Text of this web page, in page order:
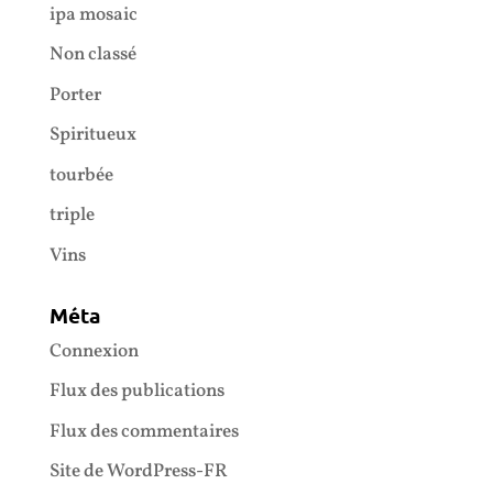
ipa mosaic
Non classé
Porter
Spiritueux
tourbée
triple
Vins
Méta
Connexion
Flux des publications
Flux des commentaires
Site de WordPress-FR